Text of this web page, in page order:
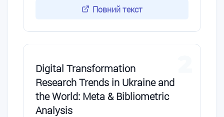
Повний текст
Digital Transformation
Research Trends in Ukraine and
the World: Meta & Bibliometric
Analysis